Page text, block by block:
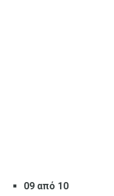
09 από 10